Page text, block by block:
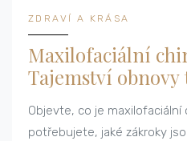
ZDRAVÍ A KRÁSA
Maxilofaciální
Tajemství obnovy
Objevte, co je maxilofaciální
potřebujete, jaké zákroky